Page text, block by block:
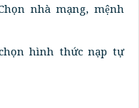
nhà mạng, mệnh
hình thức nạp tự